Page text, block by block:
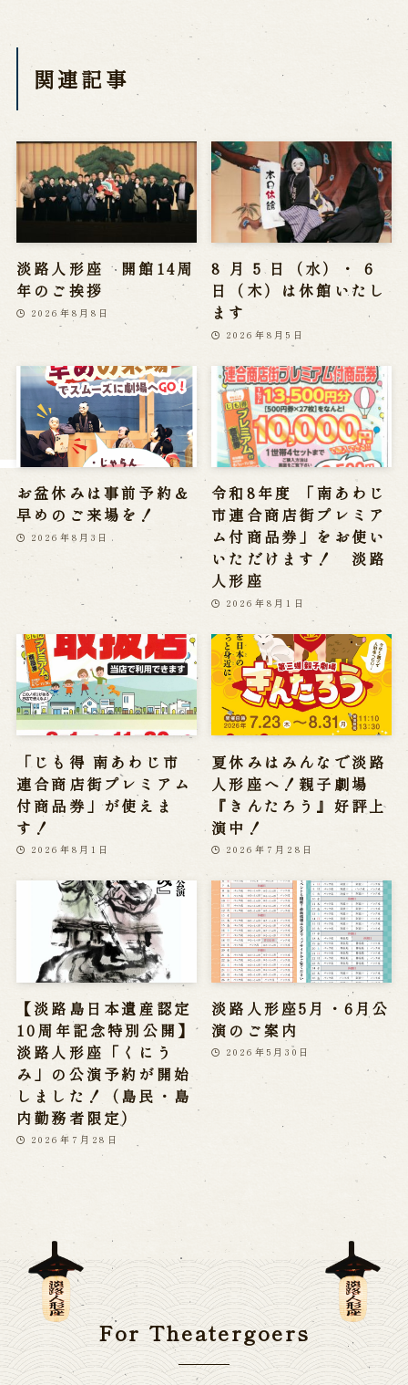
Contact Us
FAQ
Reservation
Reservation via e-mail form
Phone Reservations
※株式会社うずのくに南あわじの求人情報ページへ移動します
関連施設
通販サイトうずのくに
道の駅うずしお
うずの丘大鳴門橋記念館
関連記事
淡路人形座 開館14周
年のご挨拶
2026年8月8日
8 月 5 日（水）・ 6
日（木）は休館いたし
ます
2026年8月5日
お盆休みは事前予約＆
早めのご来場を！
2026年8月3日
令和8年度 「南あわじ
市連合商店街プレミア
ム付商品券」をお使い
いただけます！ 淡路
人形座
2026年8月1日
「じも得 南あわじ市
連合商店街プレミアム
付商品券」が使えま
す！
2026年8月1日
夏休みはみんなで淡路
人形座へ！親子劇場
『きんたろう』好評上
演中！
2026年7月28日
【淡路島日本遺産認定
10周年記念特別公開】
淡路人形座「くにう
み」の公演予約が開始
しました！（島民・島
内勤務者限定）
2026年7月28日
淡路人形座5月・6月公
演のご案内
2026年5月30日
For Theatergoers